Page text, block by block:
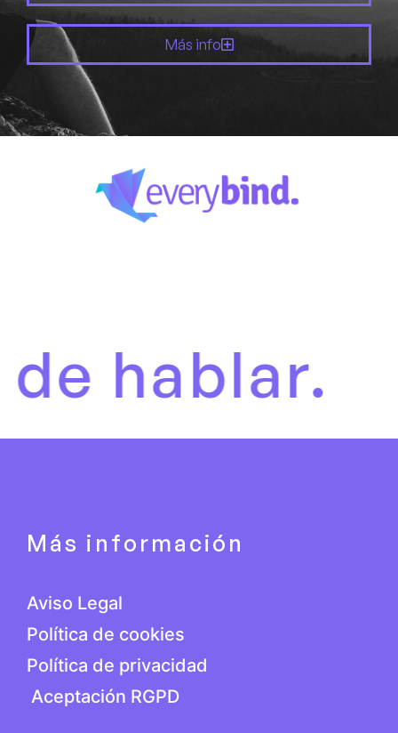
Más info
Es
Más información
Aviso Legal
Política de cookies
Política de privacidad
Aceptación RGPD